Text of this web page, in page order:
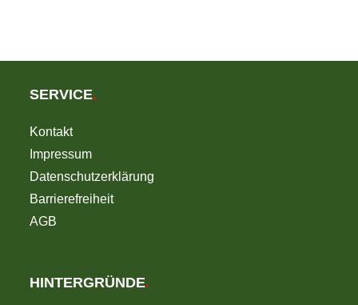
SERVICE.
Kontakt
Impressum
Datenschutzerklärung
Barrierefreiheit
AGB
HINTERGRÜNDE.